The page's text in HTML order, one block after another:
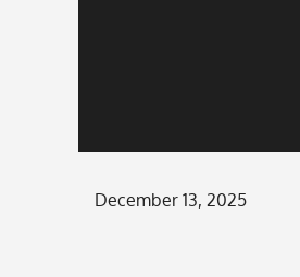
Posted
December 13, 2025